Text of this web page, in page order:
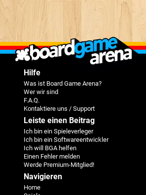
Hilfe
Was ist Board Game Arena?
Wer wir sind
F.A.Q.
Kontaktiere uns / Support
Leiste einen Beitrag
Ich bin ein Spieleverleger
Ich bin ein Softwareentwickler
Ich will BGA helfen
Einen Fehler melden
Werde Premium-Mitglied!
Navigieren
Home